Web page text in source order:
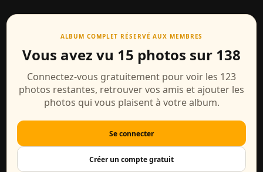
ALBUM COMPLET RÉSERVÉ AUX MEMBRES
Vous avez vu 15 photos sur 138
Connectez-vous gratuitement pour voir les 123
photos restantes, retrouver vos amis et ajouter les
photos qui vous plaisent à votre album.
Se connecter
Créer un compte gratuit